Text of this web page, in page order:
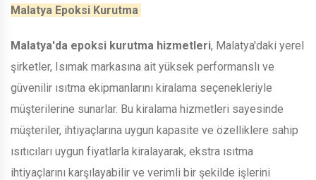
Malatya Epoksi Kurutma
Malatya'da epoksi kurutma hizmetleri, Malatya'daki yerel
şirketler, Isımak markasına ait yüksek performanslı ve
güvenilir ısıtma ekipmanlarını kiralama seçenekleriyle
müşterilerine sunarlar. Bu kiralama hizmetleri sayesinde
müşteriler, ihtiyaçlarına uygun kapasite ve özelliklere sahip
ısıtıcıları uygun fiyatlarla kiralayarak, ekstra ısıtma
ihtiyaçlarını karşılayabilir ve verimli bir şekilde işlerini